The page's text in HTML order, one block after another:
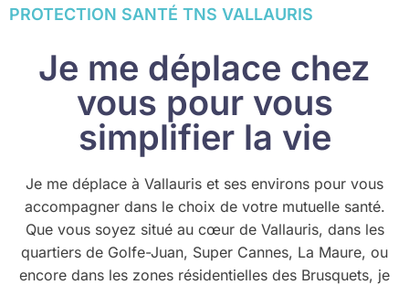
PROTECTION SANTÉ TNS VALLAURIS
Je me déplace chez
vous pour vous
simplifier la vie
Je me déplace à Vallauris et ses environs pour vous
accompagner dans le choix de votre mutuelle santé.
Que vous soyez situé au cœur de Vallauris, dans les
quartiers de Golfe-Juan, Super Cannes, La Maure, ou
encore dans les zones résidentielles des Brusquets, je